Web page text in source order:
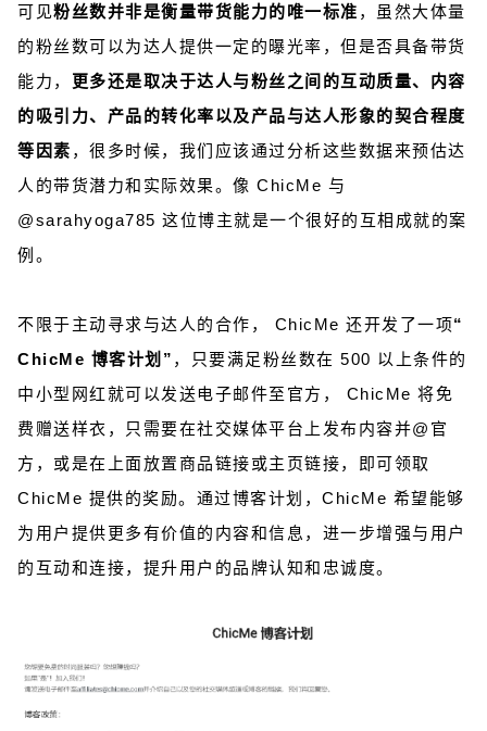
可见粉丝数并非是衡量带货能力的唯一标准 ，虽然大体量
的粉丝数可以为达人提供一定的曝光率，但是否具备带货
能力， 更多还是取决于达人与粉丝之间的互动质量、内容
的吸引力、产品的转化率以及产品与达人形象的契合程度
等因素 ，很多时候，我们应该通过分析这些数据来预估达
人的带货潜力和实际效果。 像 ChicMe 与
@sarahyoga785 这位博主就是一个很好的互相成就的案
例。
不限于主动寻求与达人的合作， ChicMe 还开发了一项“
ChicMe 博客计划” ，只要满足粉丝数在 500 以上条件的
中小型网红就可以发送电子邮件至官方， ChicMe 将免
费赠送样衣，只需要在社交媒体平台上发布内容并@官
方，或是在上面放置商品链接或主页链接，即可领取
ChicMe 提供的奖励。通过博客计划，ChicMe 希望能够
为用户提供更多有价值的内容和信息，进一步增强与用户
的互动和连接，提升用户的品牌认知和忠诚度。